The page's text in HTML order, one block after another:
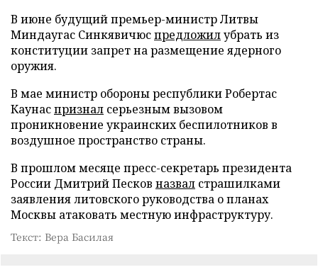
В июне будущий премьер-министр Литвы
Миндаугас Синкявичюспредложилубрать из
конституции запрет на размещение ядерного
оружия.
В мае министр обороны республики Робертас
Каунаспризнал серьезным вызовом
проникновение украинских беспилотников в
воздушное пространство страны.
В прошлом месяце пресс-секретарь президента
России Дмитрий Песков назвал страшилками
заявления литовского руководства о планах
Москвы атаковать местную инфраструктуру.
Текст: Вера Басилая